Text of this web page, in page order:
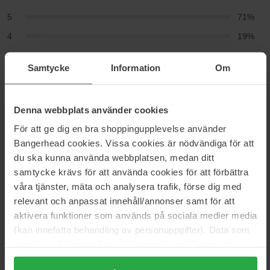
Samtycke Information Om
Denna webbplats använder cookies
För att ge dig en bra shoppingupplevelse använder
Bangerhead cookies. Vissa cookies är nödvändiga för att
du ska kunna använda webbplatsen, medan ditt
samtycke krävs för att använda cookies för att förbättra
våra tjänster, mäta och analysera trafik, förse dig med
relevant och anpassat innehåll/annonser samt för att
aktivera funktioner som används på sociala medier media
(kan innefatta behandling av personuppgifter). Data som
trycka på "Tillåt alla cookies" accepterar du alla cookies,
5
71%
4
19%
3
9%
2026-06-23
Mahtava tuuheuttava puuteri, joka todella lisää rakennetta
päänahkaan 💆🏼‍♀️ Laitan sitä kuiviin hiuksiin, "hieroin" sitä ja
yhtäkkiä litteät hiukseni saavat volyymia!
Ida
2026-03-05
Välttämätön minulle, jolla on litteät ja hennot hiukset. Antaa